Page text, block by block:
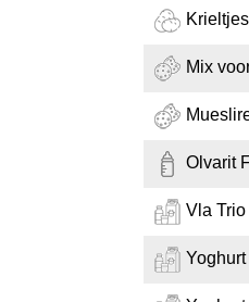
Mix
Olvarit
Vla